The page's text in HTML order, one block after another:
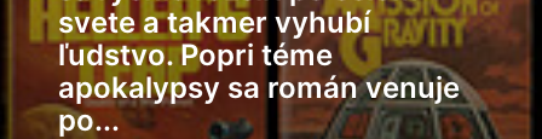
svete a takmer vyhubí
ľudstvo. Popri téme
apokalypsy sa román venuje
po...